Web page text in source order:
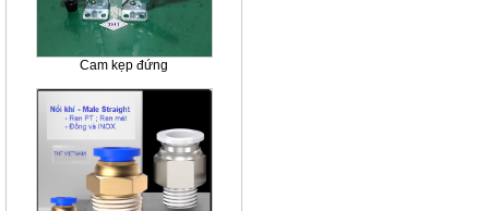
Cam kẹp đứng